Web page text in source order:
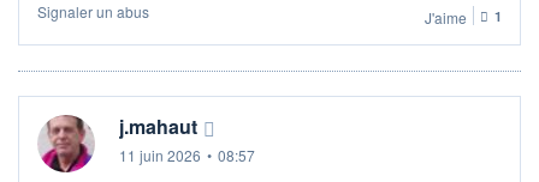
Signaler un abus J'aime 1
j.mahaut
11 juin 2026 • 08:57